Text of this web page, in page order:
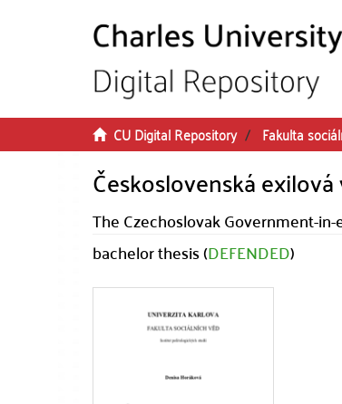
CU Digital Repository Fakulta
Československá
The Czechoslovak Government-
bachelor thesis (DEFENDED)